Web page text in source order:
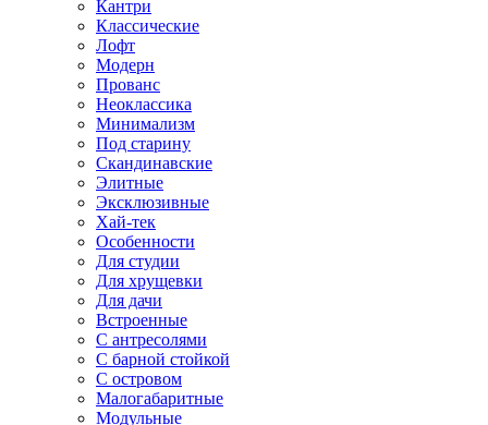
Кантри
Классические
Лофт
Модерн
Прованс
Неоклассика
Минимализм
Под старину
Скандинавские
Элитные
Эксклюзивные
Хай-тек
Особенности
Для студии
Для хрущевки
Для дачи
Встроенные
С антресолями
С барной стойкой
С островом
Малогабаритные
Модульные